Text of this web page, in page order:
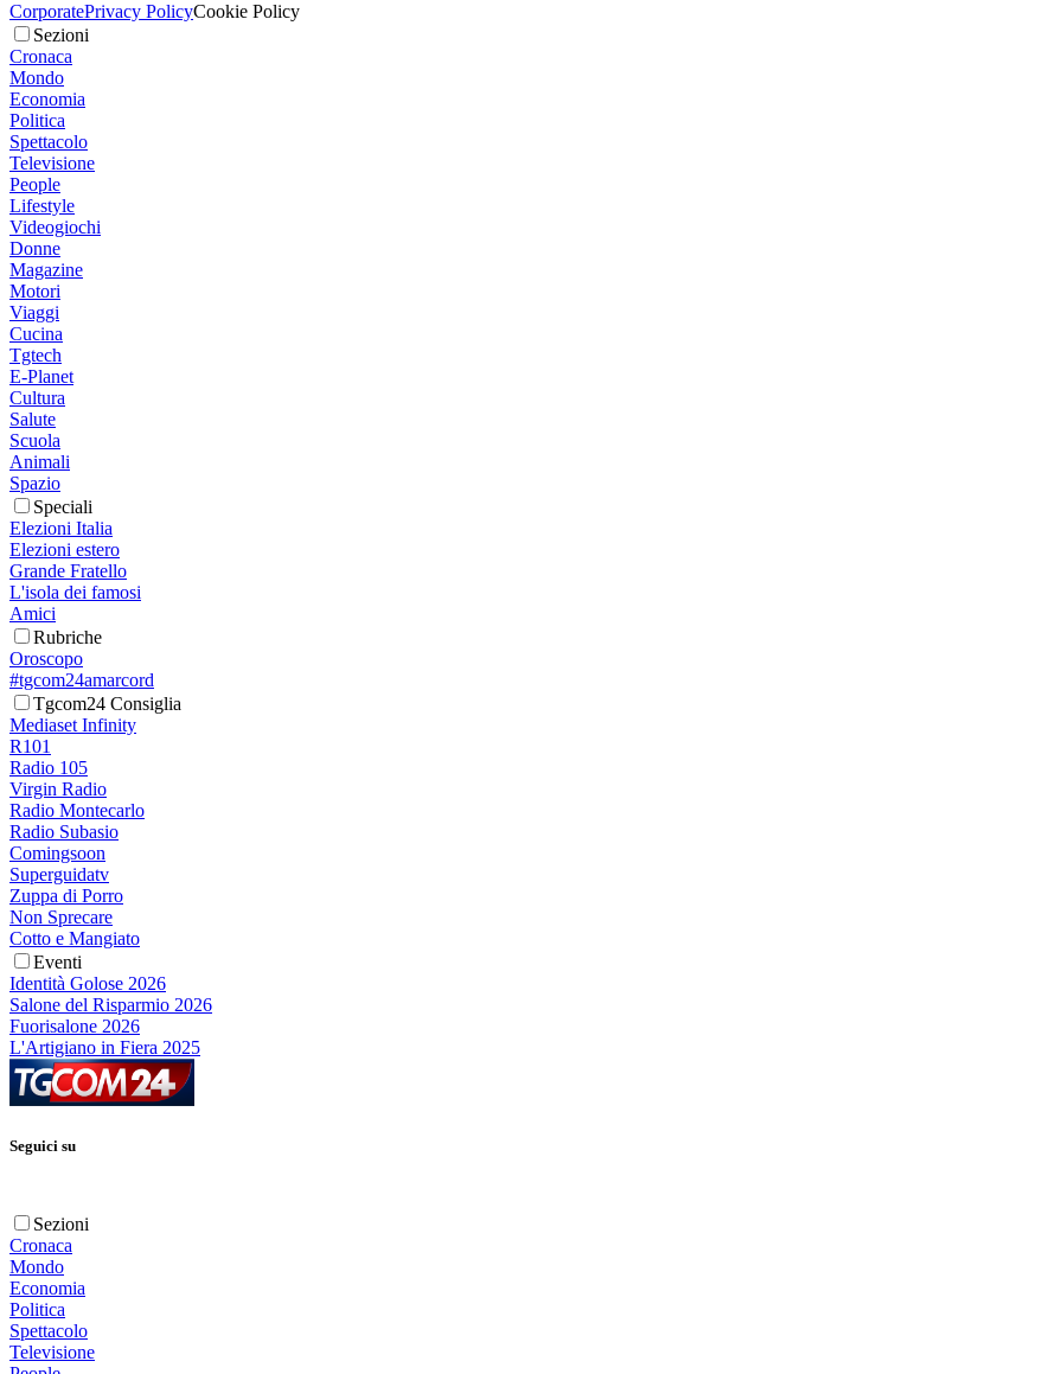
CorporatePrivacy PolicyCookie Policy
Sezioni
Cronaca
Mondo
Economia
Politica
Spettacolo
Televisione
People
Lifestyle
Videogiochi
Donne
Magazine
Motori
Viaggi
Cucina
Tgtech
E-Planet
Cultura
Salute
Scuola
Animali
Spazio
Speciali
Elezioni Italia
Elezioni estero
Grande Fratello
L'isola dei famosi
Amici
Rubriche
Oroscopo
#tgcom24amarcord
Tgcom24 Consiglia
Mediaset Infinity
R101
Radio 105
Virgin Radio
Radio Montecarlo
Radio Subasio
Comingsoon
Superguidatv
Zuppa di Porro
Non Sprecare
Cotto e Mangiato
Eventi
Identità Golose 2026
Salone del Risparmio 2026
Fuorisalone 2026
L'Artigiano in Fiera 2025
Seguici su
Sezioni
Cronaca
Mondo
Economia
Politica
Spettacolo
Televisione